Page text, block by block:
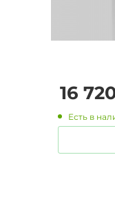
16
Есть в